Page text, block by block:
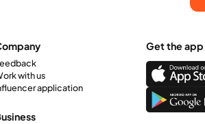
with us
application
Get the app